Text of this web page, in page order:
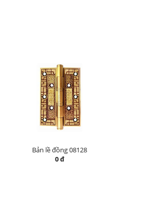
Bản lề đồng 08128
0 đ